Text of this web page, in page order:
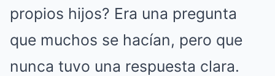
propios hijos? Era una pregunta
que muchos se hacían, pero que
nunca tuvo una respuesta clara.